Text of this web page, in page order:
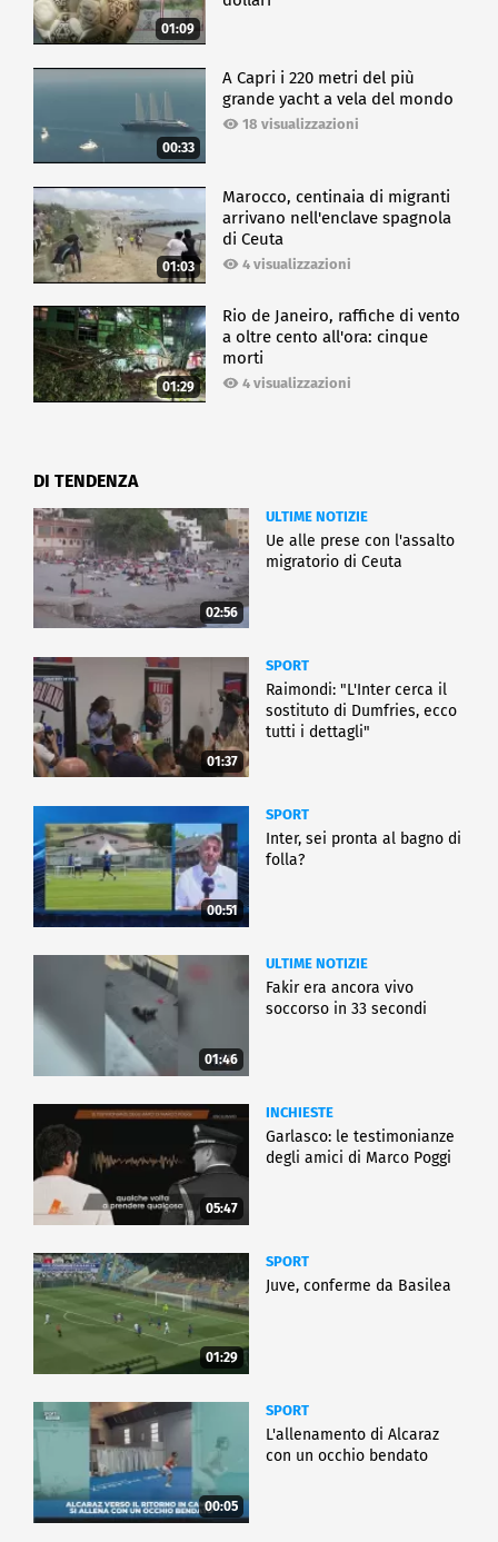
01:09
00:33
A Capri i 220 metri del più
grande yacht a vela del mondo
18 visualizzazioni
01:03
Marocco, centinaia di migranti
arrivano nell'enclave spagnola
di Ceuta
4 visualizzazioni
01:29
Rio de Janeiro, raffiche di vento
a oltre cento all'ora: cinque
morti
4 visualizzazioni
DI TENDENZA
02:56
ULTIME NOTIZIE
Ue alle prese con l'assalto
migratorio di Ceuta
01:37
SPORT
Raimondi: "L'Inter cerca il
sostituto di Dumfries, ecco
tutti i dettagli"
00:51
SPORT
Inter, sei pronta al bagno di
folla?
01:46
ULTIME NOTIZIE
Fakir era ancora vivo
soccorso in 33 secondi
05:47
INCHIESTE
Garlasco: le testimonianze
degli amici di Marco Poggi
01:29
SPORT
Juve, conferme da Basilea
00:05
SPORT
L'allenamento di Alcaraz
con un occhio bendato